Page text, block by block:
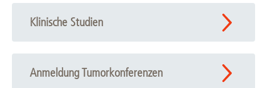
Klinische Studien
Anmeldung Tumorkonferenzen